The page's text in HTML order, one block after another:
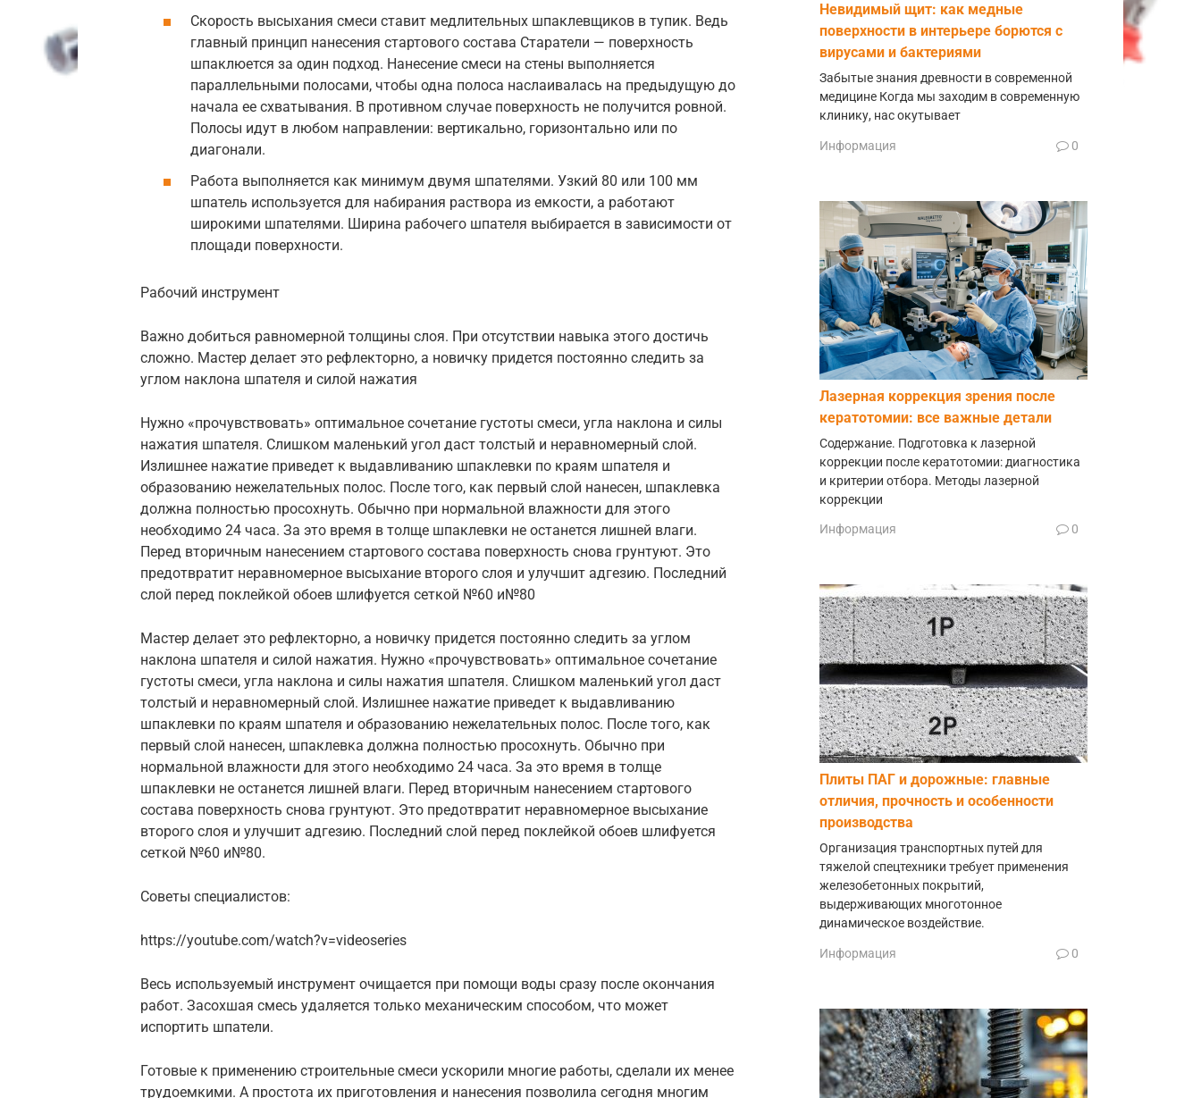
Скорость высыхания смеси ставит медлительных шпаклевщиков в тупик. Ведь
главный принцип нанесения стартового состава Старатели — поверхность
шпаклюется за один подход. Нанесение смеси на стены выполняется
параллельными полосами, чтобы одна полоса наслаивалась на предыдущую до
начала ее схватывания. В противном случае поверхность не получится ровной.
Полосы идут в любом направлении: вертикально, горизонтально или по
диагонали.
Работа выполняется как минимум двумя шпателями. Узкий 80 или 100 мм
шпатель используется для набирания раствора из емкости, а работают
широкими шпателями. Ширина рабочего шпателя выбирается в зависимости от
площади поверхности.
Рабочий инструмент
Важно добиться равномерной толщины слоя. При отсутствии навыка этого достичь
сложно. Мастер делает это рефлекторно, а новичку придется постоянно следить за
углом наклона шпателя и силой нажатия
Нужно «прочувствовать» оптимальное сочетание густоты смеси, угла наклона и силы
нажатия шпателя. Слишком маленький угол даст толстый и неравномерный слой.
Излишнее нажатие приведет к выдавливанию шпаклевки по краям шпателя и
образованию нежелательных полос. После того, как первый слой нанесен, шпаклевка
должна полностью просохнуть. Обычно при нормальной влажности для этого
необходимо 24 часа. За это время в толще шпаклевки не останется лишней влаги.
Перед вторичным нанесением стартового состава поверхность снова грунтуют. Это
предотвратит неравномерное высыхание второго слоя и улучшит адгезию. Последний
слой перед поклейкой обоев шлифуется сеткой №60 и№80
Мастер делает это рефлекторно, а новичку придется постоянно следить за углом
наклона шпателя и силой нажатия. Нужно «прочувствовать» оптимальное сочетание
густоты смеси, угла наклона и силы нажатия шпателя. Слишком маленький угол даст
толстый и неравномерный слой. Излишнее нажатие приведет к выдавливанию
шпаклевки по краям шпателя и образованию нежелательных полос. После того, как
первый слой нанесен, шпаклевка должна полностью просохнуть. Обычно при
нормальной влажности для этого необходимо 24 часа. За это время в толще
шпаклевки не останется лишней влаги. Перед вторичным нанесением стартового
состава поверхность снова грунтуют. Это предотвратит неравномерное высыхание
второго слоя и улучшит адгезию. Последний слой перед поклейкой обоев шлифуется
сеткой №60 и№80.
Советы специалистов:
https://youtube.com/watch?v=videoseries
Весь используемый инструмент очищается при помощи воды сразу после окончания
работ. Засохшая смесь удаляется только механическим способом, что может
испортить шпатели.
Готовые к применению строительные смеси ускорили многие работы, сделали их менее
трудоемкими. А простота их приготовления и нанесения позволила сегодня многим
Невидимый щит: как медные
поверхности в интерьере борются с
вирусами и бактериями
Забытые знания древности в современной
медицине Когда мы заходим в современную
клинику, нас окутывает
Информация 0
Лазерная коррекция зрения после
кератотомии: все важные детали
Содержание. Подготовка к лазерной
коррекции после кератотомии: диагностика
и критерии отбора. Методы лазерной
коррекции
Информация 0
Плиты ПАГ и дорожные: главные
отличия, прочность и особенности
производства
Организация транспортных путей для
тяжелой спецтехники требует применения
железобетонных покрытий,
выдерживающих многотонное
динамическое воздействие.
Информация 0